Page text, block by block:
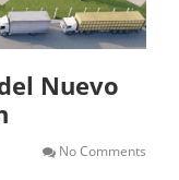
Nuevo
No Comments